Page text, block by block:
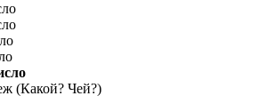
(Какой? Чей?)